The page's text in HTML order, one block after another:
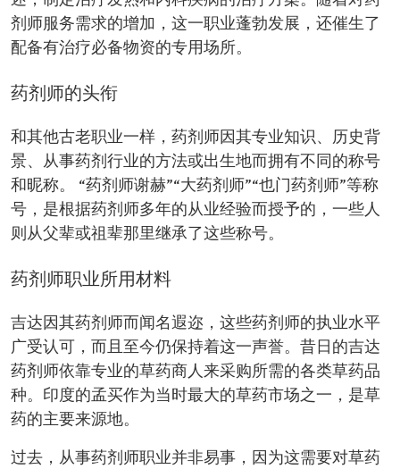
剂师服务需求的增加，这一职业蓬勃发展，还催生了
配备有治疗必备物资的专用场所。
药剂师的头衔
和其他古老职业一样，药剂师因其专业知识、历史背
景、从事药剂行业的方法或出生地而拥有不同的称号
和昵称。 “药剂师谢赫”“大药剂师”“也门药剂师”等称
号，是根据药剂师多年的从业经验而授予的，一些人
则从父辈或祖辈那里继承了这些称号。
药剂师职业所用材料
吉达因其药剂师而闻名遐迩，这些药剂师的执业水平
广受认可，而且至今仍保持着这一声誉。昔日的吉达
药剂师依靠专业的草药商人来采购所需的各类草药品
种。印度的孟买作为当时最大的草药市场之一，是草
药的主要来源地。
过去，从事药剂师职业并非易事，因为这需要对草药